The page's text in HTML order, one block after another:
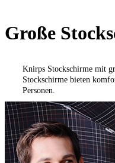
Große
Knirps Stockschirme mit
Stockschirme bieten
Personen.